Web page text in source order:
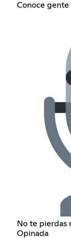
Conoce
No te pierdas
Opinada